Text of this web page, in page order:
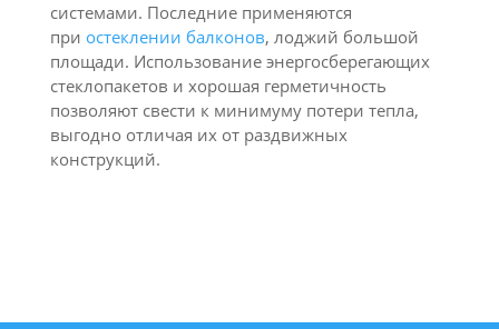
системами. Последние применяются
при остеклении балконов, лоджий большой
площади. Использование энергосберегающих
стеклопакетов и хорошая герметичность
позволяют свести к минимуму потери тепла,
выгодно отличая их от раздвижных
конструкций.